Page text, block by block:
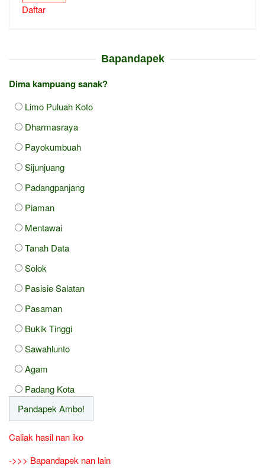
Daftar
Bapandapek
Dima kampuang sanak?
Limo Puluah Koto
Dharmasraya
Payokumbuah
Sijunjuang
Padangpanjang
Piaman
Mentawai
Tanah Data
Solok
Pasisie Salatan
Pasaman
Bukik Tinggi
Sawahlunto
Agam
Padang Kota
Caliak hasil nan iko
->>> Bapandapek nan lain